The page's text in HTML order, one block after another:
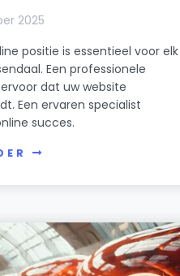
2025
positie is essentieel voor elk
Een professionele
dat uw website
Een ervaren specialist
succes.